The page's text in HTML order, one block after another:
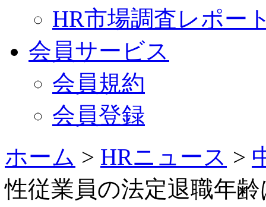
HR市場調査レポー
会員サービス
会員規約
会員登録
ホーム > HRニュース >
性従業員の法定退職年